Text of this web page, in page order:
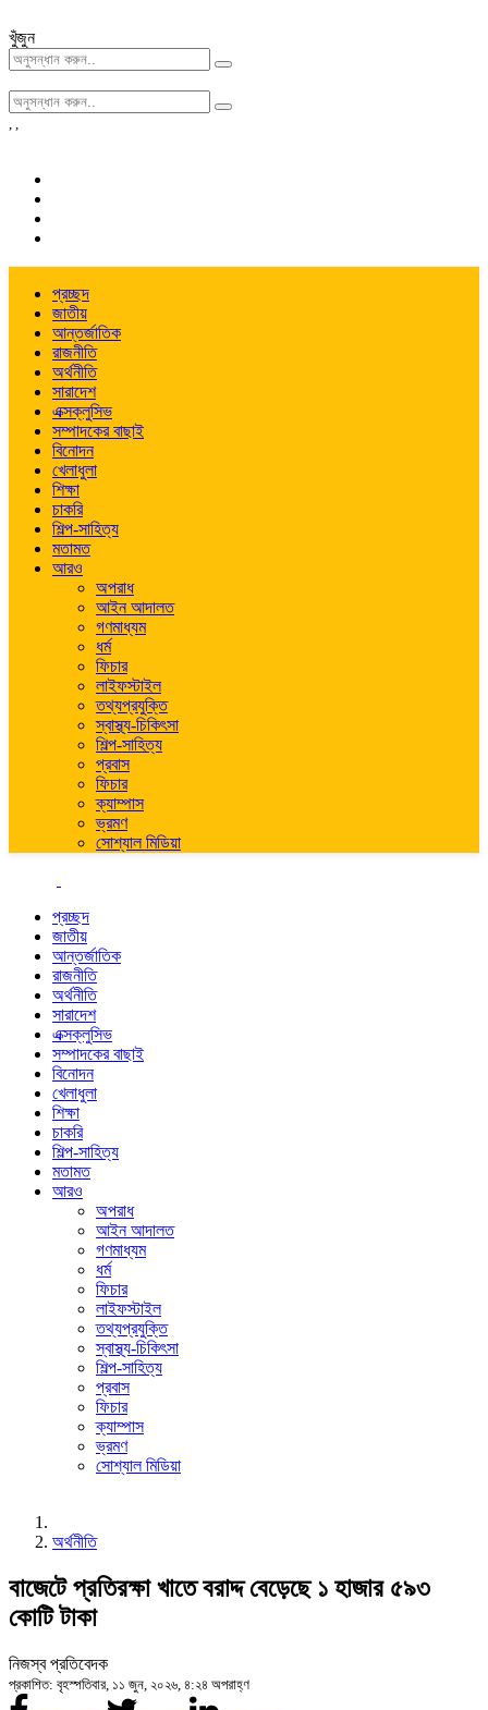
খুঁজুন
, ,
প্রচ্ছদ
জাতীয়
আন্তর্জাতিক
রাজনীতি
অর্থনীতি
সারাদেশ
এক্সক্লুসিভ
সম্পাদকের বাছাই
বিনোদন
খেলাধুলা
শিক্ষা
চাকরি
শিল্প-সাহিত্য
মতামত
আরও
অপরাধ
আইন আদালত
গণমাধ্যম
ধর্ম
ফিচার
লাইফস্টাইল
তথ্যপ্রযুক্তি
স্বাস্থ্য-চিকিৎসা
শিল্প-সাহিত্য
প্রবাস
ফিচার
ক্যাম্পাস
ভ্রমণ
সোশ্যাল মিডিয়া
প্রচ্ছদ
জাতীয়
আন্তর্জাতিক
রাজনীতি
অর্থনীতি
সারাদেশ
এক্সক্লুসিভ
সম্পাদকের বাছাই
বিনোদন
খেলাধুলা
শিক্ষা
চাকরি
শিল্প-সাহিত্য
মতামত
আরও
অপরাধ
আইন আদালত
গণমাধ্যম
ধর্ম
ফিচার
লাইফস্টাইল
তথ্যপ্রযুক্তি
স্বাস্থ্য-চিকিৎসা
শিল্প-সাহিত্য
প্রবাস
ফিচার
ক্যাম্পাস
ভ্রমণ
সোশ্যাল মিডিয়া
অর্থনীতি
বাজেটে প্রতিরক্ষা খাতে বরাদ্দ বেড়েছে ১ হাজার ৫৯৩
কোটি টাকা
নিজস্ব প্রতিবেদক
প্রকাশিত: বৃহস্পতিবার, ১১ জুন, ২০২৬, ৪:২৪ অপরাহ্ণ